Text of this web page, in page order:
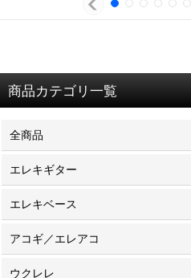
商品カテゴリ一覧
全商品
エレキギター
エレキベース
アコギ／エレアコ
ウクレレ